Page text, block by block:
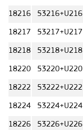
18216 53216+U216
18217 53217+U217
18218 53218+U218
18220 53220+U220
18222 53222+U222
18224 53224+U224
18226 53226+U226